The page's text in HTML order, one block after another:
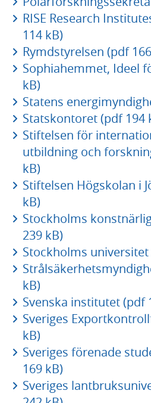
RISE Research
114 kB)
Rymdstyrelsen (pdf
Sophiahemmet, Ideel
kB)
Statens
Statskontoret (pdf 194
Stiftelsen för
utbildning och
kB)
Stiftelsen Högskolan i
kB)
Stockholms
239 kB)
Stockholms universitet
kB)
Svenska institutet (pdf
Sveriges
kB)
Sveriges förenade
169 kB)
Sveriges